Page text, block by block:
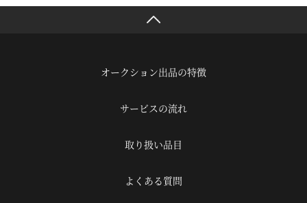
オークション出品の特徴
サービスの流れ
取り扱い品目
よくある質問